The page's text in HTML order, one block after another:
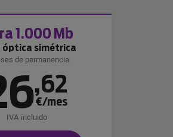
1.000 Mb
óptica simétrica
de permanencia
,62
€/mes
IVA incluido